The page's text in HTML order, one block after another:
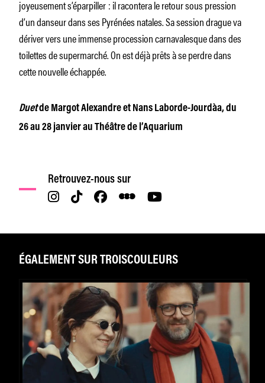
joyeusement s’éparpiller : il racontera le retour sous pression
d’un danseur dans ses Pyrénées natales. Sa session drague va
dériver vers une immense procession carnavalesque dans des
toilettes de supermarché. On est déjà prêts à se perdre dans
cette nouvelle échappée.
Duetde Margot Alexandre et Nans Laborde-Jourdàa, du
26 au 28 janvier au Théâtre de l’Aquarium
Retrouvez-nous sur
ÉGALEMENT SUR TROISCOULEURS